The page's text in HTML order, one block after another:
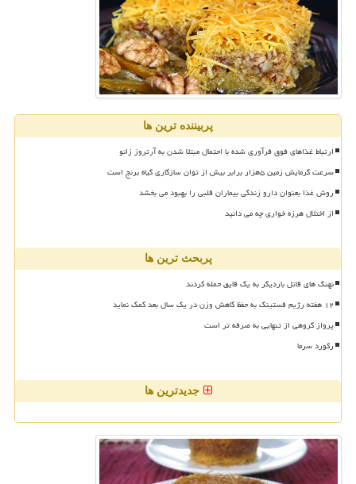
پربیننده ترین ها
ارتباط غذاهای فوق فرآوری شده با احتمال مبتلا شدن به آرتروز زانو
سرعت گرمایش زمین ۵هزار برابر بیش از توان سازگاری گیاه برنج است
روش غذا بعنوان دارو زندگی بیماران قلبی را بهبود می بخشد
از اختلال هرزه خواری چه می دانید
پربحث ترین ها
نهنگ های قاتل باردیگر به یک قایق حمله کردند
۱۲ هفته رژیم فستینگ به حفظ کاهش وزن در یک سال بعد کمک نماید
پرواز گروهی از تنهایی به صرفه تر است
رکورد سرما
جدیدترین ها